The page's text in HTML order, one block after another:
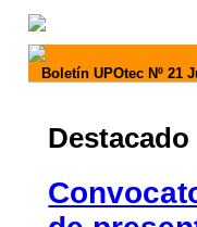
Boletín UPOtec Nº 21
Destacado